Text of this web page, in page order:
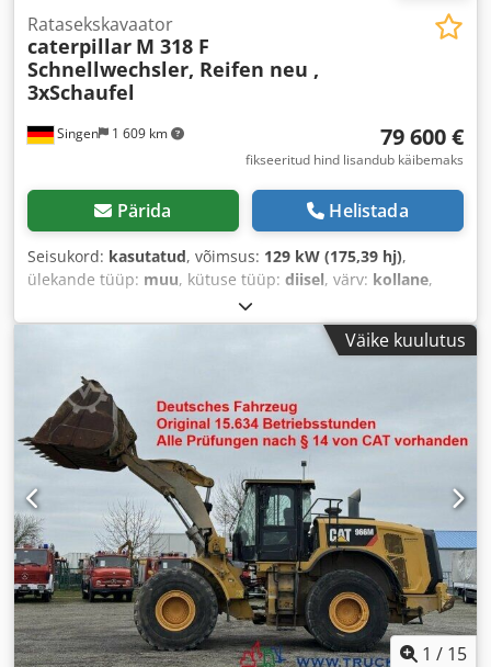
Singen 1 609 km
Ratasekskavaator
caterpillar M 318 F
Schnellwechsler, Reifen neu ,
3xSchaufel
79 600 €
fikseeritud hind lisandub käibemaks
Pärida Helistada
Seisukord: kasutatud, võimsus: 129 kW (175,39 hj),
ülekande tüüp: muu, kütuse tüüp: diisel, värv: kollane,
01/2019
vedrustus:muu, Ehitusaasta:2019, töötunnid:7 162 h, juhi
kliimaseade,
nelikvedu
Väike kuulutus
1 / 15